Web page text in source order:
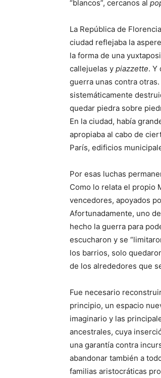
“blancos”, cercanos al
La República de
ciudad reflejaba la
la forma de una
callejuelas y piazzette. Y
guerra unas contra
sistemáticamente
quedar piedra sobre
En la ciudad, había
apropiaba al cabo de
París, edificios
Por esas luchas
Como lo relata el propio
vencedores, apoyados
Afortunadamente, uno
hecho la guerra para
escucharon y se
los barrios, solo
de los alrededores que
Fue necesario
principio, un espacio
imaginario y las
ancestrales, cuya
una garantía contra
abandonar también a
familias aristocrá­ticas